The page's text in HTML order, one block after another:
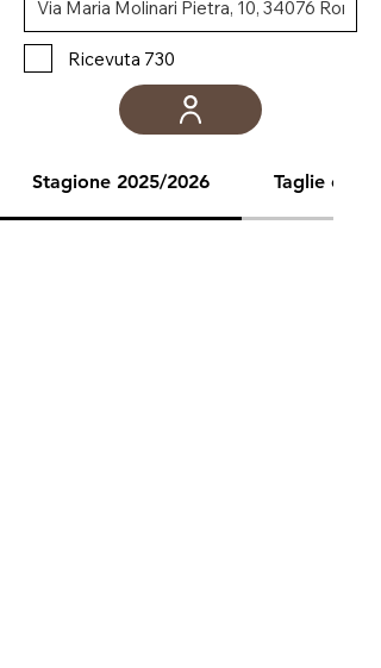
Ricevuta 730
Stagione 2025/2026 Taglie e